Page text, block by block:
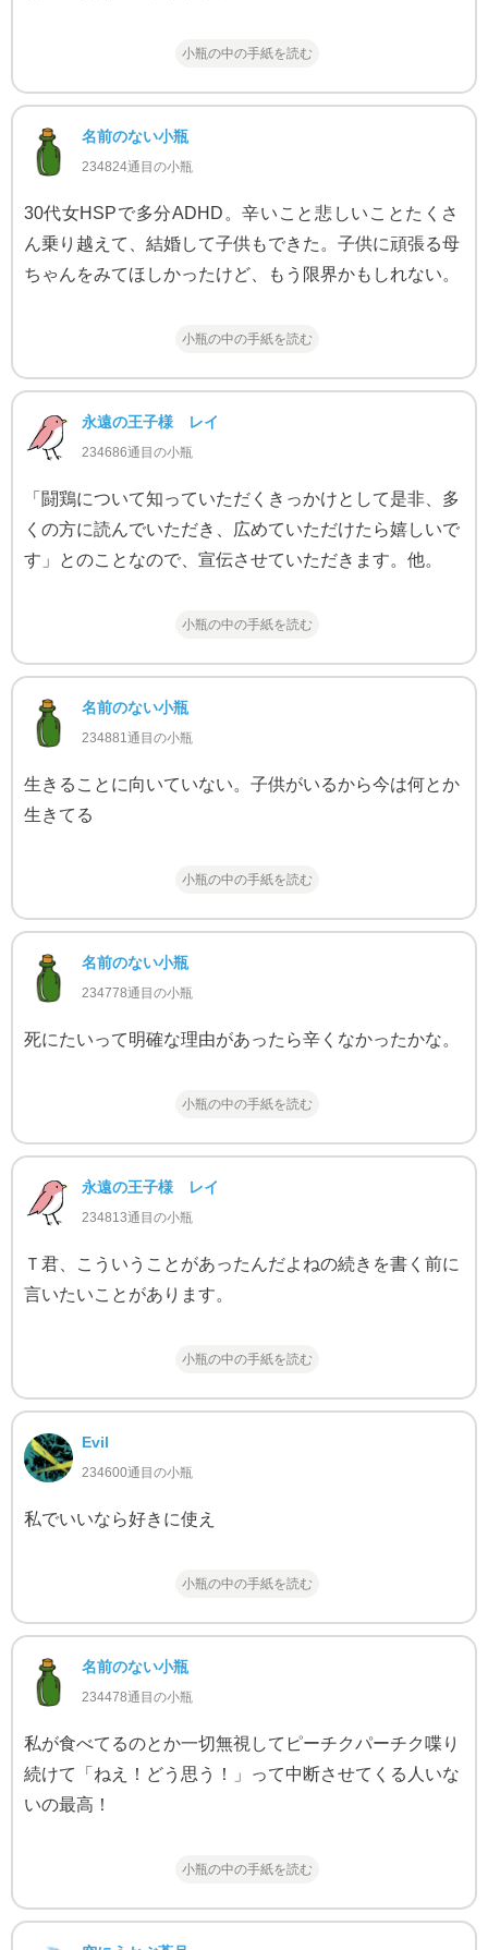
小瓶の中の手紙を読む
名前のない小瓶
234824通目の小瓶
30代女HSPで多分ADHD。辛いこと悲しいことたくさ
ん乗り越えて、結婚して子供もできた。子供に頑張る母
ちゃんをみてほしかったけど、もう限界かもしれない。
小瓶の中の手紙を読む
永遠の王子様 レイ
234686通目の小瓶
「闘鶏について知っていただくきっかけとして是非、多
くの方に読んでいただき、広めていただけたら嬉しいで
す」とのことなので、宣伝させていただきます。他。
小瓶の中の手紙を読む
名前のない小瓶
234881通目の小瓶
生きることに向いていない。子供がいるから今は何とか
生きてる
小瓶の中の手紙を読む
名前のない小瓶
234778通目の小瓶
死にたいって明確な理由があったら辛くなかったかな。
小瓶の中の手紙を読む
永遠の王子様 レイ
234813通目の小瓶
Ｔ君、こういうことがあったんだよねの続きを書く前に
言いたいことがあります。
小瓶の中の手紙を読む
Evil
234600通目の小瓶
私でいいなら好きに使え
小瓶の中の手紙を読む
名前のない小瓶
234478通目の小瓶
私が食べてるのとか一切無視してピーチクパーチク喋り
続けて「ねえ！どう思う！」って中断させてくる人いな
いの最高！
小瓶の中の手紙を読む